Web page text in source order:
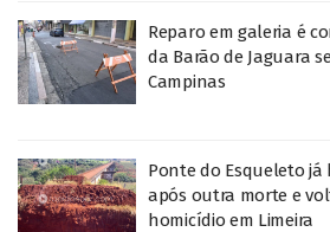
Reparo em galeria é
da Barão de Jaguara
Campinas
Ponte do Esqueleto
após outra morte e
homicídio em Limeira